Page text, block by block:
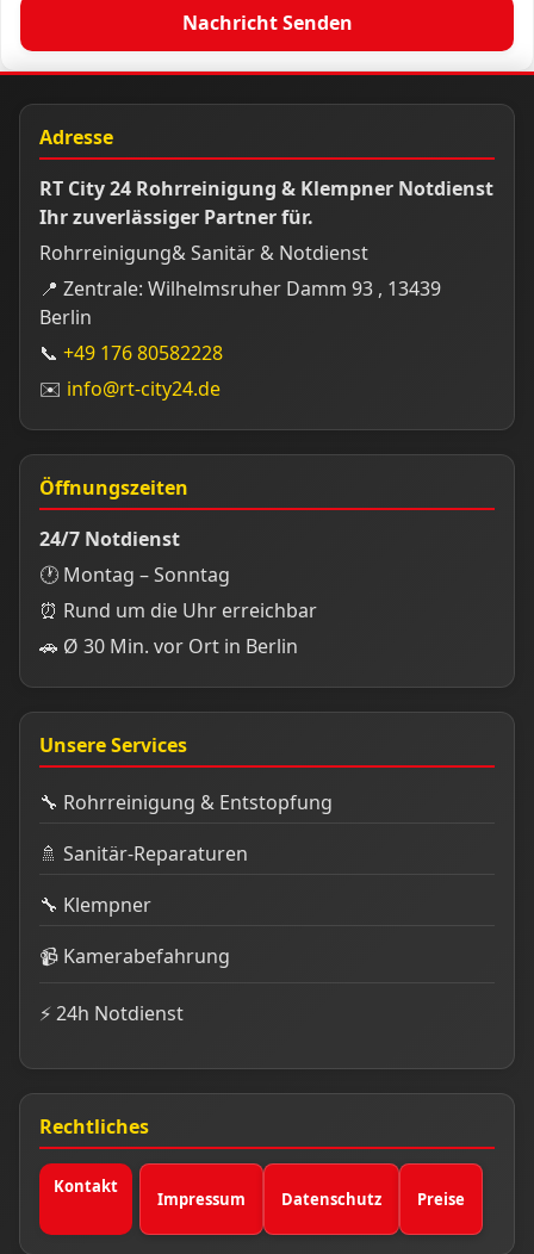
Nachricht Senden
Adresse
RT City 24 Rohrreinigung & Klempner Notdienst
Ihr zuverlässiger Partner für.
Rohrreinigung& Sanitär & Notdienst
📍 Zentrale: Wilhelmsruher Damm 93 , 13439
Berlin
📞 +49 176 80582228
✉️ info@rt-city24.de
Öffnungszeiten
24/7 Notdienst
🕐 Montag – Sonntag
⏰ Rund um die Uhr erreichbar
🚗 Ø 30 Min. vor Ort in Berlin
Unsere Services
🔧 Rohrreinigung & Entstopfung
🚿 Sanitär-Reparaturen
🔧 Klempner
📹 Kamerabefahrung
⚡ 24h Notdienst
Rechtliches
Kontakt
Impressum Datenschutz Preise